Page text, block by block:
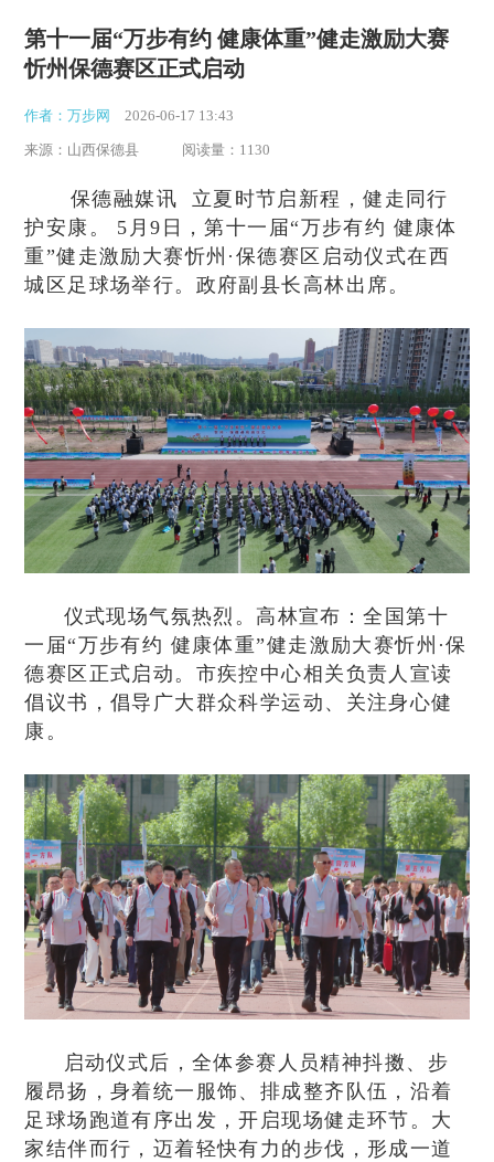
第十一届“万步有约 健康体重”健走激励大赛
忻州保德赛区正式启动
作者：万步网 2026-06-17 13:43
来源：山西保德县 阅读量：1130
保德融媒讯 立夏时节启新程，健走同行
护安康。 5月9日，第十一届“万步有约 健康体
重”健走激励大赛忻州·保德赛区启动仪式在西
城区足球场举行。政府副县长高林出席。
仪式现场气氛热烈。高林宣布：全国第十
一届“万步有约 健康体重”健走激励大赛忻州·保
德赛区正式启动。市疾控中心相关负责人宣读
倡议书，倡导广大群众科学运动、关注身心健
康。
启动仪式后，全体参赛人员精神抖擞、步
履昂扬，身着统一服饰、排成整齐队伍，沿着
足球场跑道有序出发，开启现场健走环节。大
家结伴而行，迈着轻快有力的步伐，形成一道